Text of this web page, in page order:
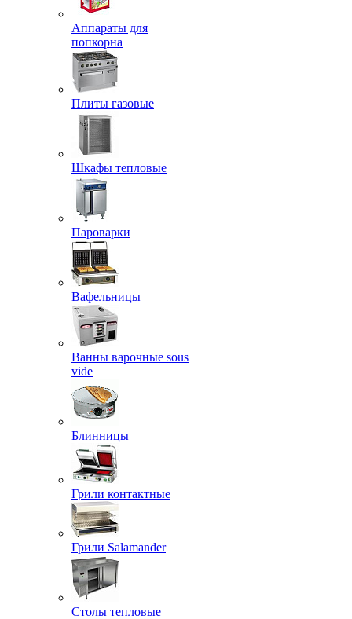
Аппараты для
попкорна
Плиты газовые
Шкафы тепловые
Пароварки
Вафельницы
Ванны варочные sous
vide
Блинницы
Грили контактные
Грили Salamander
Столы тепловые